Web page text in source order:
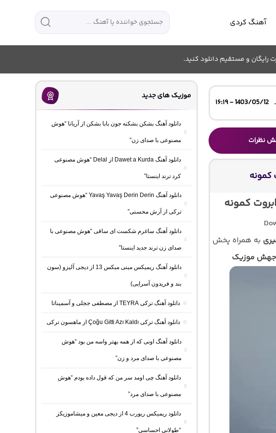
آهنگ کردی
رایگان و مستقیم دانلود کنید.
1403/05/12 - ۱۶:۱۹
نظرات
کمونه
کمونه
به همراه پخش
جهش موزیک
موزیک های جدید
دانلود آهنگ بشکن بشکنه جون بابا بشکن از آریانا “هوش
مصنوعی با صدای زن”
دانلود آهنگ Dawet a Kurda از Delal “هوش مصنوعی
کرد ترند اینستا”
دانلود آهنگ Yavaş Yavaş Derin Derin “هوش مصنوعی
ترکی از آرش محسنی”
دانلود آهنگ ساغرم شکست ای ساقی “هوش مصنوعی با
صدای زن ترند جدید اینستا”
دانلود آهنگ ریمیکس مینی میکس 13 از دیجی آلیزو (سون
بند و فریدون آسرایی)
دانلود آهنگ ترکی TEYRA از مصطفی ججلی و آسمیناتا
دانلود آهنگ ترکی Çoğu Gitti Azı Kaldı از ماهسون ترکی
دانلود آهنگ اونی که از همه بهتر واسه من بود “هوش
مصنوعی با صدای مرد و زن”
دانلود آهنگ چی اومد سر من که قول داده بودم “هوش
مصنوعی با صدای مرد”
دانلود ریمیکس ریورب 4 از دیجی معین و میشاموزیکز
“طولانی احساسی”